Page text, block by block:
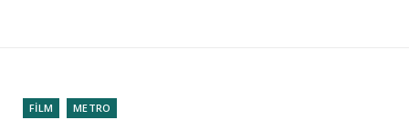
FİLM METRO